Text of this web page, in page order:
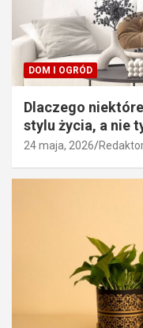
DOM I OGRÓD
Dlaczego
stylu życia, a nie
24 maja, 2026